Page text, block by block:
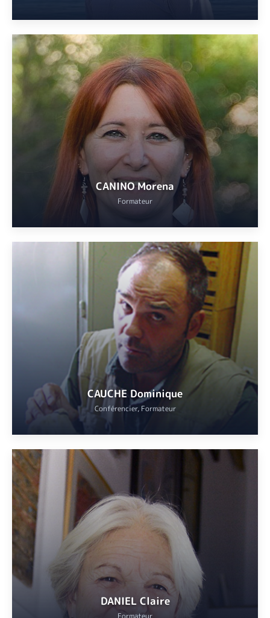
Animateur et formateur à Cannes Échecs
VOIR
CANINO Morena
Formateur
Titulaire d’un master en langues et littératures modernes
(Università da Perugia)et d’un CELTA.
VOIR
CAUCHE Dominique
Conférencier, Formateur
Docteur en préhistoire, chercheur à l’Institut de Paléontologie
Humaine, Laboratoire de préhistoire Nice-Côte d’Azur.
DANIEL Claire